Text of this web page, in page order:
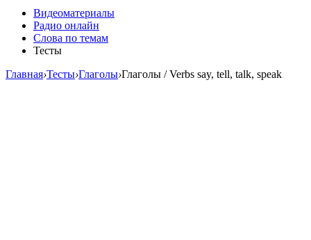
Видеоматериалы
Радио онлайн
Слова по темам
Тесты
Главная›Тесты›Глаголы›Глаголы / Verbs say, tell, talk, speak